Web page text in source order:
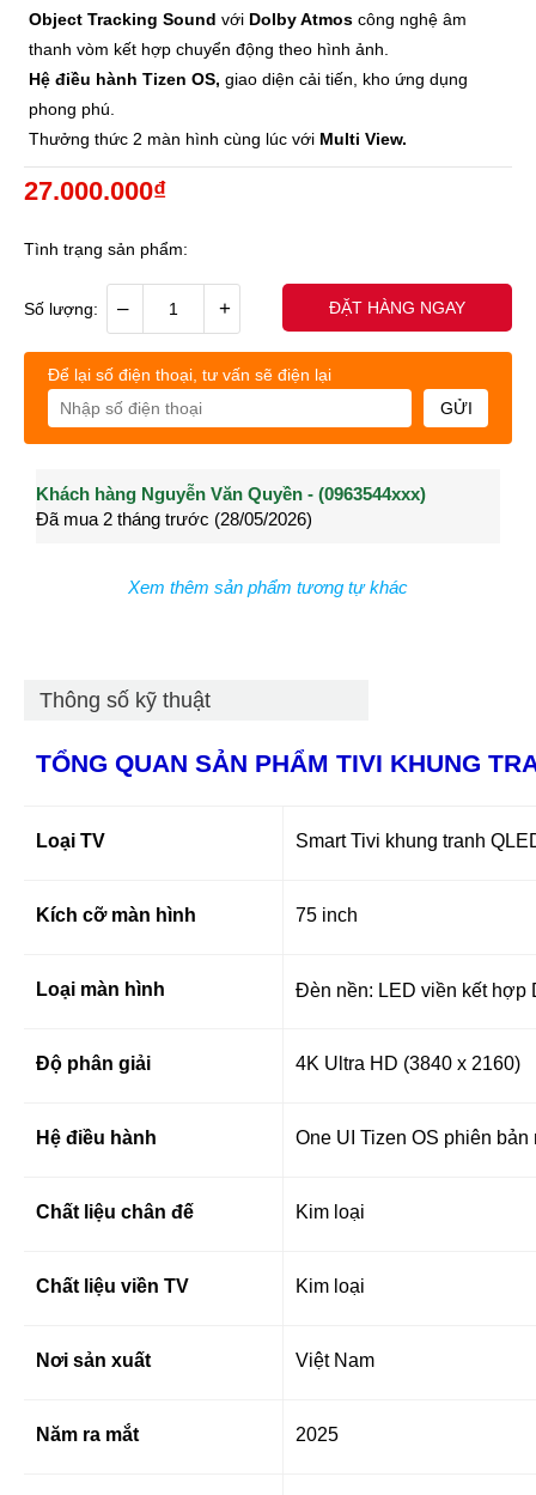
Object Tracking Sound với Dolby Atmos công nghệ âm
thanh vòm kết hợp chuyển động theo hình ảnh.
Hệ điều hành Tizen OS, giao diện cải tiến, kho ứng dụng
phong phú.
Thưởng thức 2 màn hình cùng lúc với Multi View.
27.000.000₫
Tình trạng sản phẩm:
Số lượng: – + ĐẶT HÀNG NGAY
Để lại số điện thoại, tư vấn sẽ điện lại
GỬI
Khách hàng Nguyễn Văn Quyền - (0963544xxx)
Đã mua 2 tháng trước (28/05/2026)
Khách hàng Nguyễn Thành Long - (0902021xxx)
Đã mua 3 tháng trước (27/04/2026)
Xem thêm sản phẩm tương tự khác
Thông số kỹ thuật
TỔNG QUAN SẢN PHẨM TIVI KHUNG
Loại TV Smart Tivi khung tranh
Kích cỡ màn hình 75 inch
Loại màn hình Đèn nền: LED viền kết hợp
Độ phân giải 4K Ultra HD (3840 x 2160)
Hệ điều hành One UI Tizen OS phiên bản
Chất liệu chân đế Kim loại
Chất liệu viền TV Kim loại
Nơi sản xuất Việt Nam
Năm ra mắt 2025